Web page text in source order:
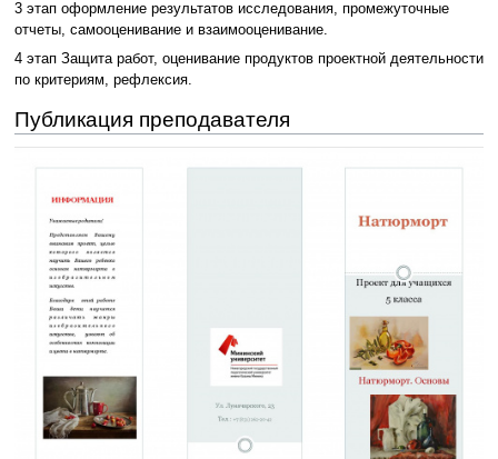
3 этап оформление результатов исследования, промежуточные
отчеты, самооценивание и взаимооценивание.
4 этап Защита работ, оценивание продуктов проектной деятельности
по критериям, рефлексия.
Публикация преподавателя